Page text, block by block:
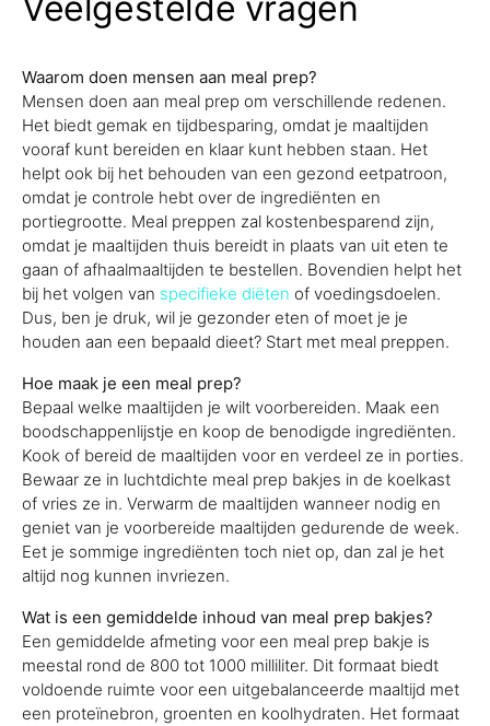
Waarom doen mensen aan meal prep?
Mensen doen aan meal prep om verschillende redenen.
Het biedt gemak en tijdbesparing, omdat je maaltijden
vooraf kunt bereiden en klaar kunt hebben staan. Het
helpt ook bij het behouden van een gezond eetpatroon,
omdat je controle hebt over de ingrediënten en
portiegrootte. Meal preppen zal kostenbesparend zijn,
omdat je maaltijden thuis bereidt in plaats van uit eten te
gaan of afhaalmaaltijden te bestellen. Bovendien helpt het
bij het volgen van specifieke diëten of voedingsdoelen.
Dus, ben je druk, wil je gezonder eten of moet je je
houden aan een bepaald dieet? Start met meal preppen.
Hoe maak je een meal prep?
Bepaal welke maaltijden je wilt voorbereiden. Maak een
boodschappenlijstje en koop de benodigde ingrediënten.
Kook of bereid de maaltijden voor en verdeel ze in porties.
Bewaar ze in luchtdichte meal prep bakjes in de koelkast
of vries ze in. Verwarm de maaltijden wanneer nodig en
geniet van je voorbereide maaltijden gedurende de week.
Eet je sommige ingrediënten toch niet op, dan zal je het
altijd nog kunnen invriezen.
Wat is een gemiddelde inhoud van meal prep bakjes?
Een gemiddelde afmeting voor een meal prep bakje is
meestal rond de 800 tot 1000 milliliter. Dit formaat biedt
voldoende ruimte voor een uitgebalanceerde maaltijd met
een proteïnebron, groenten en koolhydraten. Het formaat